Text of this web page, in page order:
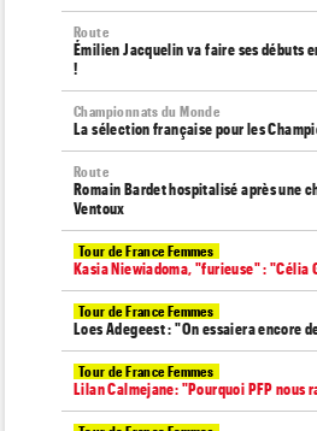
Route
Émilien Jacquelin va faire ses débuts
!
Championnats du Monde
La sélection française pour les
Route
Romain Bardet hospitalisé après une
Ventoux
Tour de France Femmes
Kasia Niewiadoma, "furieuse" : "Célia
Tour de France Femmes
Loes Adegeest : "On essaiera encore
Tour de France Femmes
Lilan Calmejane: "Pourquoi PFP nous